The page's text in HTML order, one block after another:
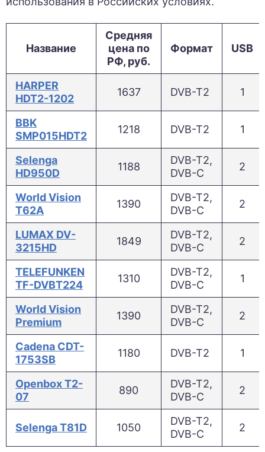
Название
Средняя
цена по
РФ, руб.
Формат USB
HARPER
HDT2-1202
1637 DVB-T2 1
BBK
SMP015HDT2
1218 DVB-T2 1
Selenga
HD950D
1188
DVB-T2,
DVB-C
2
World Vision
T62A
1390
DVB-T2,
DVB-C
2
LUMAX DV-
3215HD
1849
DVB-T2,
DVB-C
2
TELEFUNKEN
TF-DVBT224
1310
DVB-T2,
DVB-C
1
World Vision
Premium
1390
DVB-T2,
DVB-C
2
Cadena CDT-
1753SB
1180 DVB-T2 1
Openbox T2-
07
890
DVB-T2,
DVB-C
2
Selenga T81D 1050
DVB-T2,
DVB-C
2